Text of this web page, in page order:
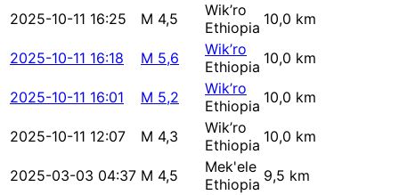
2025-10-11 16:25 M 4,5
Wik’ro
Ethiopia 10,0 km
2025-10-11 16:18 M 5,6
Wik’ro
Ethiopia 10,0 km
2025-10-11 16:01 M 5,2
Wik’ro
Ethiopia 10,0 km
2025-10-11 12:07 M 4,3
Wik’ro
Ethiopia 10,0 km
2025-03-03 04:37 M 4,5
Mek'ele
Ethiopia 9,5 km